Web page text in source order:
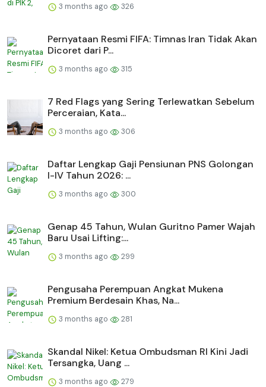
3 months ago 326
Pernyataan Resmi FIFA: Timnas Iran Tidak Akan
Dicoret dari P...
3 months ago 315
7 Red Flags yang Sering Terlewatkan Sebelum
Perceraian, Kata...
3 months ago 306
Daftar Lengkap Gaji Pensiunan PNS Golongan
I-IV Tahun 2026: ...
3 months ago 300
Genap 45 Tahun, Wulan Guritno Pamer Wajah
Baru Usai Lifting:...
3 months ago 299
Pengusaha Perempuan Angkat Mukena
Premium Berdesain Khas, Na...
3 months ago 281
Skandal Nikel: Ketua Ombudsman RI Kini Jadi
Tersangka, Uang ...
3 months ago 279